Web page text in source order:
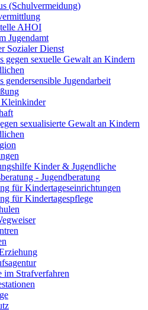
(Schulvermeidung)
AHOI
Jugendamt
Sozialer Dienst
gegen sexuelle Gewalt an Kindern
gendersensible Jugendarbeit
sexualisierte Gewalt an Kindern
Kinder & Jugendliche
- Jugendberatung
für Kindertageseinrichtungen
für Kindertagespflege
im Strafverfahren